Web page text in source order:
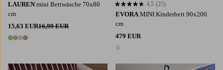
LAUREN mini Bettwäsche 70x80
cm
15,63 EUR16,99 EUR
4 Farben
EVORA MINI Kinderbett 90x200
cm
479 EUR
1 Farbe
4,5 basierend auf 25 Bewertungen
4,5 (25)